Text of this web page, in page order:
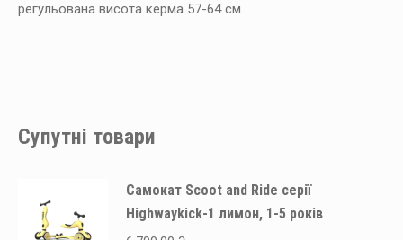
регульована висота керма 57-64 см.
Супутні товари
Самокат Scoot and Ride серії
Highwaykick-1 лимон, 1-5 років